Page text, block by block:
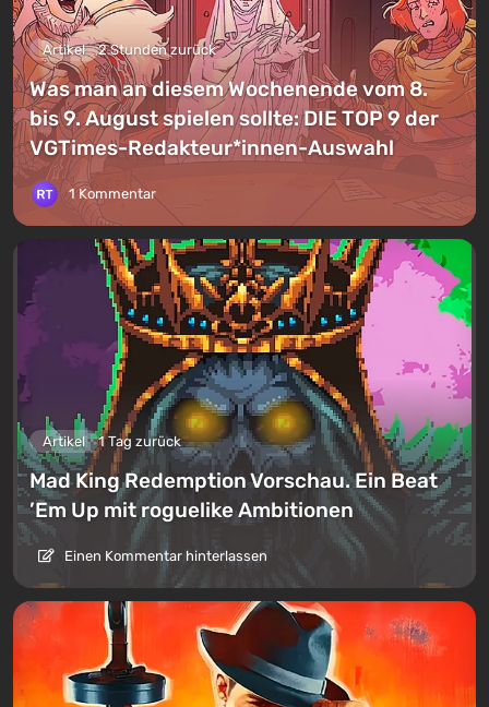
Artikel 2 Stunden zurück
Was man an diesem Wochenende vom 8.
bis 9. August spielen sollte: DIE TOP 9 der
VGTimes-Redakteur*innen-Auswahl
1 Kommentar
Artikel 1 Tag zurück
Mad King Redemption Vorschau. Ein Beat
’Em Up mit roguelike Ambitionen
Einen Kommentar hinterlassen